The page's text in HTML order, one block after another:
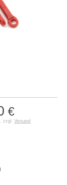
€
zzgl. Versand